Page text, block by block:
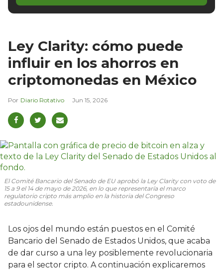
Ley Clarity: cómo puede
influir en los ahorros en
criptomonedas en México
Diario Rotativo Jun 15, 2026
El Comité Bancario del Senado de EU aprobó la Ley Clarity con voto de
15 a 9 el 14 de mayo de 2026, en lo que representaría el marco
regulatorio cripto más amplio en la historia del Congreso
estadounidense.
Los ojos del mundo están puestos en el Comité
Bancario del Senado de Estados Unidos, que acaba
de dar curso a una ley posiblemente revolucionaria
para el sector cripto. A continuación explicaremos